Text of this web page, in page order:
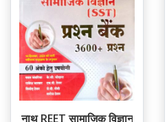
नाथ REET सामाजिक विज्ञान